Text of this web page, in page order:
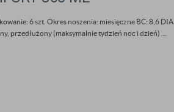
6 szt. Okres noszenia: miesięczne BC: 8,6 DIA
przedłużony (maksymalnie tydzień noc i dzień) ...